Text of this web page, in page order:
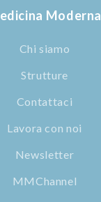
Moderna
Chi siamo
Strutture
Contattaci
Lavora con noi
Newsletter
MMChannel